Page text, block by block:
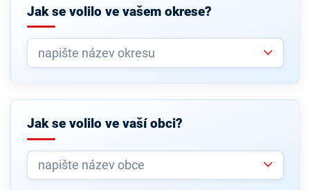
Jak se volilo ve vašem okrese?
Jak se volilo ve vaší obci?